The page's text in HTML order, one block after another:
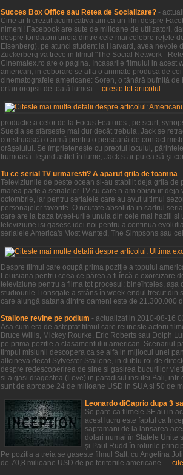
Succes Box Office sau Retea de Socializare? -
Cine ar fi crezut acum cativa ani ca un film despre
nimeni! Facebook are sute de milioane de utilizatori,
despre fondatorii uneia dintre cele mai celebre reţele
Eisenberg), pe atunci student la Harvard, avea nevoie
Zuckerberg va trece in filmul "The Social Network -
Cinematex.ro are o pagina. Incasarile filmului in acest
american, in coborare se afla o animate produsa de
cinematografele americane: Soren, o tânără bufniţă
orfan oropsit de toată lumea ... citeste tot articolul
productie a celor de la Focus Features ; pe scurt,
Suedia se sfârşeşte mai dur decât trebuia, Jack se
construiască o armă pentru o persoană de contact
orăşelului. Se împrieteneşte cu preotul locului,
frumoasă. Ieşind astfel în lume, Jack s-ar putea să-şi
Tu ce serial TV urmaresti? A aparut grila de toamna -
Televiziunile de peste ocean si-au stabilit deja grila
marea parte a serialelor TV cu care n-am obisnuit
octombrie, iar pentru serialele care au avut ultimul
personajelor favorite. O noutate absoluta in cadrul
care are la baza tweet-urile unuia din cele mai hazlii
televiziune isi gasesc idei noi pentru a continua
serialele America's Most Wanted, The Simpsons sau
Despre filmul care ocupă prima poziţie a topului
Louisiana pentru ceea ce părea a fi încă o exorcizare
televiziune pentru a filma tot procesul: bineînteles,
studiourile Lionsgate a strâns în week-endul trecut din
care alungă satana dintre oameni este de 21.300.000
Stallone revine pe podium - actualizat in 2010-08-16
Asa cum era de asteptat filmul care reuneste actorii
Bruce Willis, Mickey Rourke, Eric Roberts sau Dolph
pe prima pozitie a clasamentului american. Scenariul
timpul misiunii descopera ca se alfa in mijlocul unei
altcineva decat Sylvester Stallone, in dublu rol de
despre redescoperirea de sine si gasirea bucuriilor
si a gasi dragostea (Love) in paradisul insulei Bali,
sunt de aproape 24 de milioane USD in SUA si 50 de
Leonardo diCaprio dupa 3
Se pare ca filmele SF au in
acest lucru este faptul ca
saptamani de la lansarea
dolari numai în Statele Unite
şi Paul Rudd în rolurile
Pe pozitia a treia se gaseste filmul Salt, cu Angelina
de 70,8 milioane USD de pe teritoriile americane. ...